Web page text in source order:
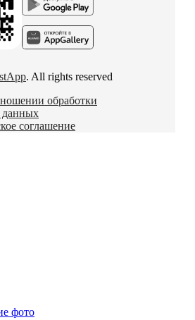
. All rights reserved
обработки
данных
соглашение
фото